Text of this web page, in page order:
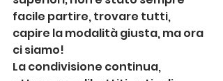
facile partire, trovare tutti,
capire la modalità giusta, ma ora
ci siamo!
La condivisione continua,